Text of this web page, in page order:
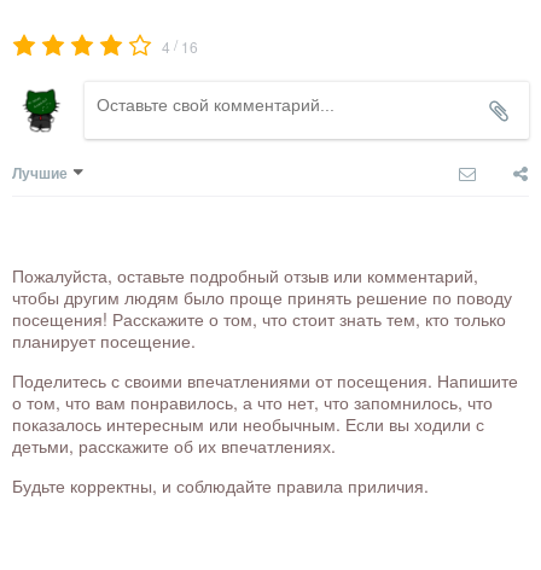
4 / 16
Лучшие
Пожалуйста, оставьте подробный отзыв или комментарий,
чтобы другим людям было проще принять решение по поводу
посещения! Расскажите о том, что стоит знать тем, кто только
планирует посещение.
Поделитесь с своими впечатлениями от посещения. Напишите
о том, что вам понравилось, а что нет, что запомнилось, что
показалось интересным или необычным. Если вы ходили с
детьми, расскажите об их впечатлениях.
Будьте корректны, и соблюдайте правила приличия.